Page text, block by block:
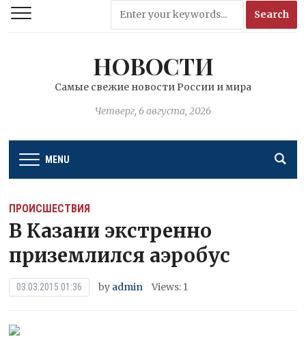
НОВОСТИ
Самые свежие новости России и мира
Четверг, 6 августа, 2026
MENU
ПРОИСШЕСТВИЯ
В Казани экстренно
приземлился аэробус
03.03.2015 01:36 by admin Views: 1